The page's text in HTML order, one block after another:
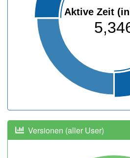
Aktive Zeit
Versionen (aller User)